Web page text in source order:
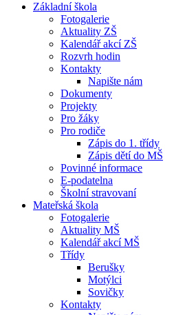
Základní škola
Fotogalerie
Aktuality ZŠ
Kalendář akcí ZŠ
Rozvrh hodin
Kontakty
Napište nám
Dokumenty
Projekty
Pro žáky
Pro rodiče
Zápis do 1. třídy
Zápis dětí do MŠ
Povinné informace
E-podatelna
Školní stravovaní
Mateřská škola
Fotogalerie
Aktuality MŠ
Kalendář akcí MŠ
Třídy
Berušky
Motýlci
Sovičky
Kontakty